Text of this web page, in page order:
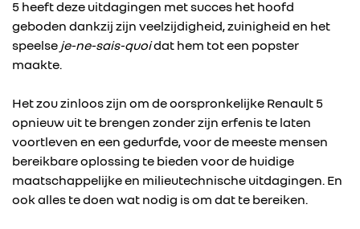
5 heeft deze uitdagingen met succes het hoofd
geboden dankzij zijn veelzijdigheid, zuinigheid en het
speelse je-ne-sais-quoidat hem tot een popster
maakte.
Het zou zinloos zijn om de oorspronkelijke Renault 5
opnieuw uit te brengen zonder zijn erfenis te laten
voortleven en een gedurfde, voor de meeste mensen
bereikbare oplossing te bieden voor de huidige
maatschappelijke en milieutechnische uitdagingen. En
ook alles te doen wat nodig is om dat te bereiken.